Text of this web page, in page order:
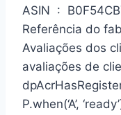
ASIN ‏ :
Avaliações dos
avaliações de
P.when(‘A’,